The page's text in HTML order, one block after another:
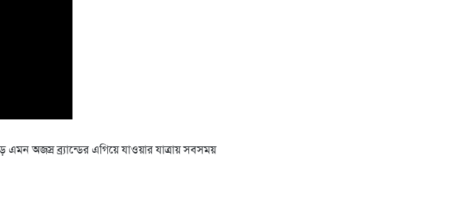
অজস্র ব্র্যান্ডের এগিয়ে যাওয়ার যাত্রায় সবসময়